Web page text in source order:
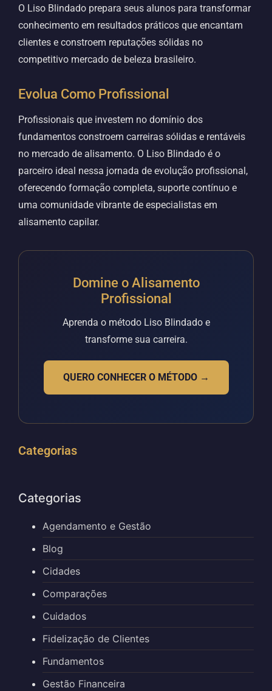
O Liso Blindado prepara seus alunos para transformar
conhecimento em resultados práticos que encantam
clientes e constroem reputações sólidas no
competitivo mercado de beleza brasileiro.
Evolua Como Profissional
Profissionais que investem no domínio dos
fundamentos constroem carreiras sólidas e rentáveis
no mercado de alisamento. O Liso Blindado é o
parceiro ideal nessa jornada de evolução profissional,
oferecendo formação completa, suporte contínuo e
uma comunidade vibrante de especialistas em
alisamento capilar.
Domine o Alisamento
Profissional
Aprenda o método Liso Blindado e
transforme sua carreira.
QUERO CONHECER O MÉTODO →
Categorias
Categorias
Agendamento e Gestão
Blog
Cidades
Comparações
Cuidados
Fidelização de Clientes
Fundamentos
Gestão Financeira